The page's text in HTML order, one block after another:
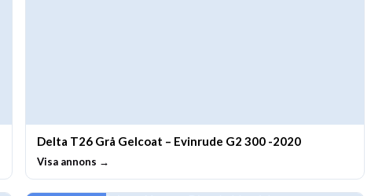
Delta T26 Grå Gelcoat – Evinrude G2 300 -2020
Visa annons →